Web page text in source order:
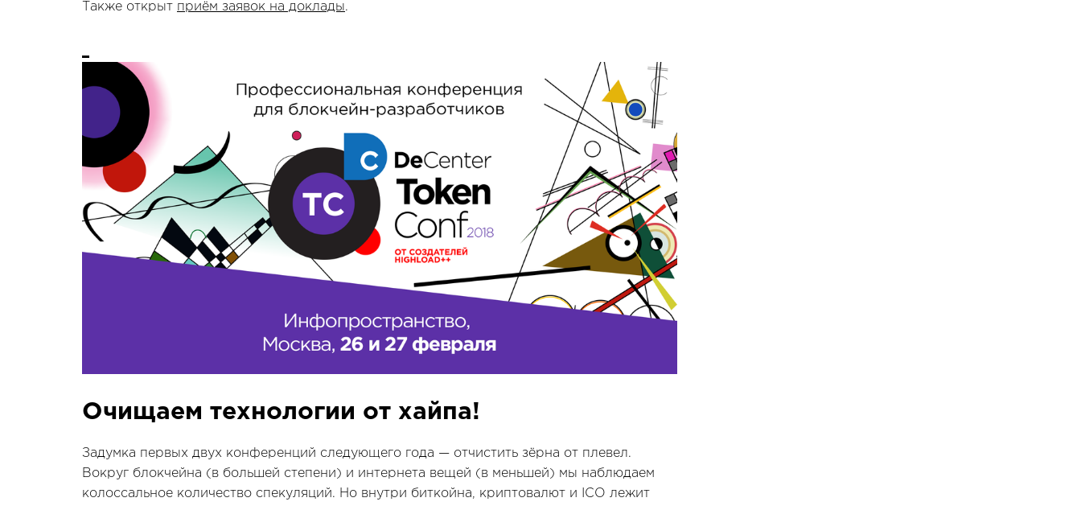
Также открыт приём заявок на доклады.
Очищаем технологии от хайпа!
Задумка первых двух конференций следующего года — отчистить зёрна от плевел.
Вокруг блокчейна (в большей степени) и интернета вещей (в меньшей) мы наблюдаем
колоссальное количество спекуляций. Но внутри биткойна, криптовалют и ICO лежит